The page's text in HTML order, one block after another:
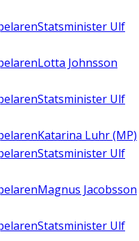
Statsminister Ulf
Lotta Johnsson
Statsminister Ulf
Katarina Luhr (MP)
Statsminister Ulf
Magnus Jacobsson
Statsminister Ulf